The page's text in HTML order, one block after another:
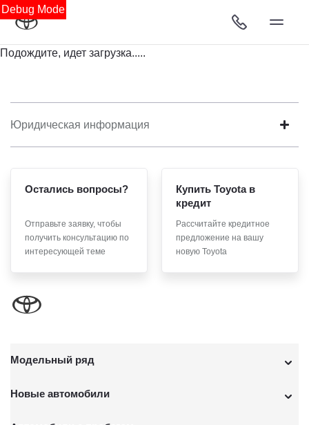
Debug Mode
Подождите, идет загрузка.....
Юридическая информация
Остались вопросы?
Отправьте заявку, чтобы
получить консультацию по
интересующей теме
Купить Toyota в
кредит
Рассчитайте кредитное
предложение на вашу
новую Toyota
Модельный ряд
Новые автомобили